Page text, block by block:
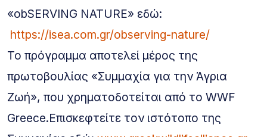
«obSERVING NATURE» εδώ:
https://isea.com.gr/observing-nature/
Το πρόγραμμα αποτελεί μέρος της
πρωτοβουλίας «Συμμαχία για την Άγρια
Ζωή», που χρηματοδοτείται από το WWF
Greece.Επισκεφτείτε τον ιστότοπο της